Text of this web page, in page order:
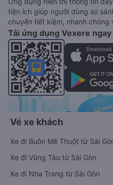
tiện ích giúp người dùng so
chuyển tiết kiệm, nhanh chóng
Tải ứng dụng Vexere ngay
Vé xe khách
Xe đi Buôn Mê Thuột từ Sài
Xe đi Vũng Tàu từ Sài Gòn
Xe đi Nha Trang từ Sài Gòn